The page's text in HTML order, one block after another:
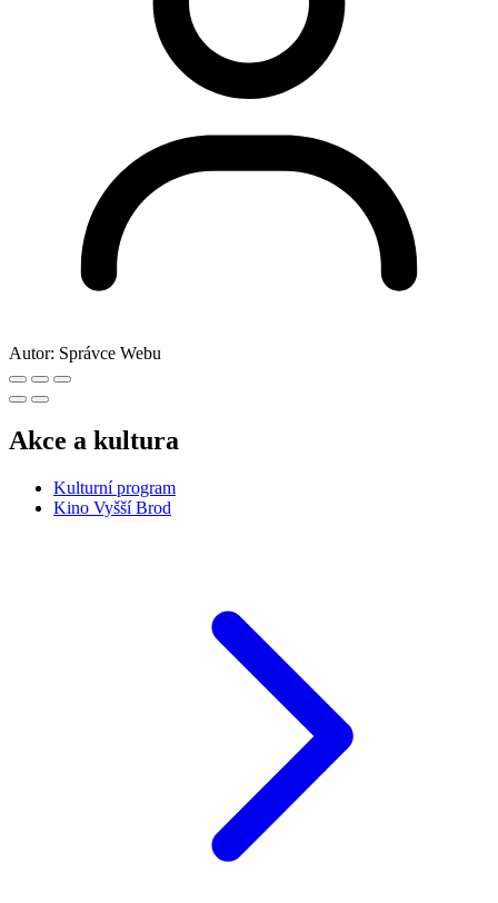
Autor: Správce Webu
Akce a kultura
Kulturní program
Kino Vyšší Brod